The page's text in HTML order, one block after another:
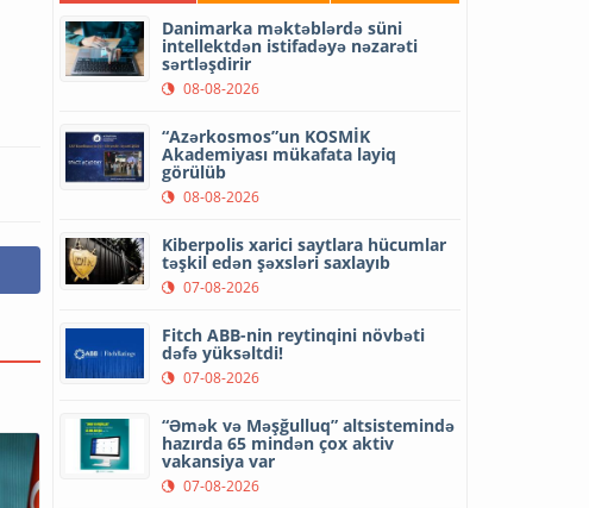
Danimarka məktəblərdə süni
intellektdən istifadəyə nəzarəti
sərtləşdirir
08-08-2026
“Azərkosmos”un KOSMİK
Akademiyası mükafata layiq
görülüb
08-08-2026
Kiberpolis xarici saytlara hücumlar
təşkil edən şəxsləri saxlayıb
07-08-2026
Fitch ABB-nin reytinqini növbəti
dəfə yüksəltdi!
07-08-2026
“Əmək və Məşğulluq” altsistemində
hazırda 65 mindən çox aktiv
vakansiya var
07-08-2026